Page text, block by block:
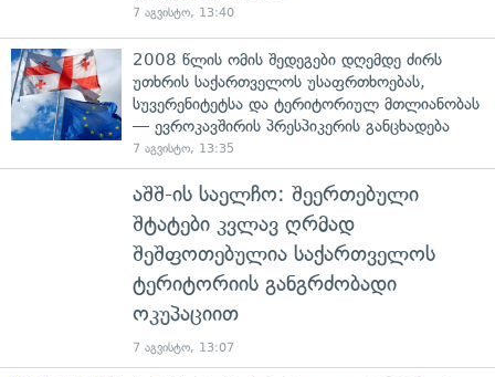
7 აგვისტო, 13:40
2008 წლის ომის შედეგები დღემდე ძირს
უთხრის საქართველოს უსაფრთხოებას,
სუვერენიტეტსა და ტერიტორიულ მთლიანობას
— ევროკავშირის პრესპიკერის განცხადება
7 აგვისტო, 13:35
აშშ-ის საელჩო: შეერთებული
შტატები კვლავ ღრმად
შეშფოთებულია საქართველოს
ტერიტორიის განგრძობადი
ოკუპაციით
7 აგვისტო, 13:07